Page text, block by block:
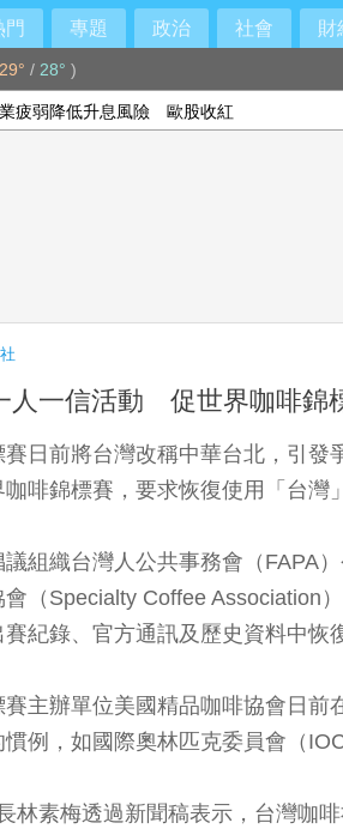
門 專題 政治 社會 財
29° / 28° )
疲弱降低升息風險 歐股收紅
人一信活動 促世界咖啡錦
日前將台灣改稱中華台北，引
啡錦標賽，要求恢復使用「台灣
議組織台灣人公共事務會（FAPA
（Specialty Coffee Association
紀錄、官方通訊及歷史資料中恢
主辦單位美國精品咖啡協會日前
例，如國際奧林匹克委員會（
林素梅透過新聞稿表示，台灣咖